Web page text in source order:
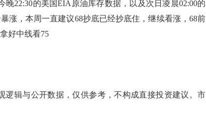
22:30的美国EIA原油库存数据，以及次日凌晨02:00的
涨，本周一直建议68抄底已经抄底住，继续看涨，68前
好中线看75
辑与公开数据，仅供参考，不构成直接投资建议。市